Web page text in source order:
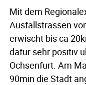
Mit dem
Ausfallstrassen
erwischt bis ca
dafür sehr positiv
Ochsenfurt. Am
90min die Stadt